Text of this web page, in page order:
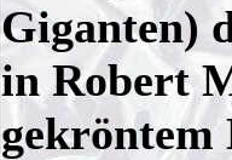
Giganten)
in Robert